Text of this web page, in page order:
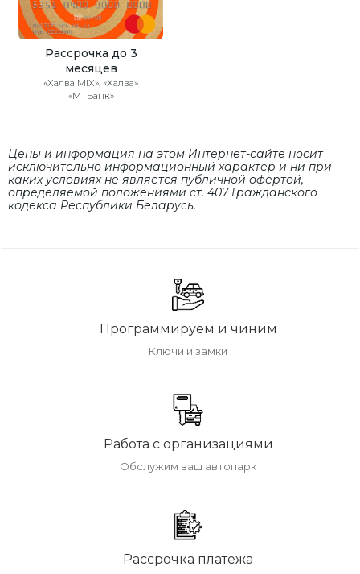
Рассрочка до 3
месяцев
«Халва MIX», «Халва»
«МТБанк»
Цены и информация на этом Интернет-сайте носит
исключительно информационный характер и ни при
каких условиях не является публичной офертой,
определяемой положениями cт. 407 Гражданского
кодекса Республики Беларусь.
Программируем и чиним
Ключи и замки
Работа с организациями
Обслужим ваш автопарк
Рассрочка платежа